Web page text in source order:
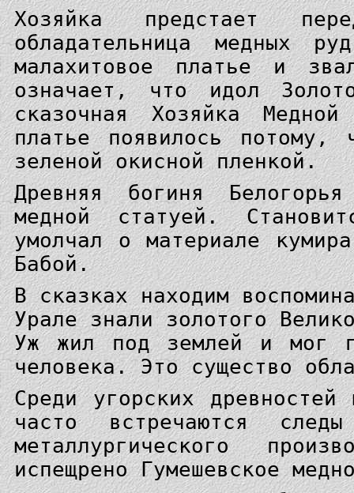
Хозяйка предстает
обладательница медных
малахитовое платье и
означает, что идол
сказочная Хозяйка
платье появилось потому,
зеленой окисной пленкой.
Древняя богиня
медной статуей.
умолчал о материале
Бабой.
В сказках находим
Урале знали золотого
Уж жил под землей и мог
человека. Это существо
Среди угорских
часто встречаются
металлургического
испещрено Гумешевское